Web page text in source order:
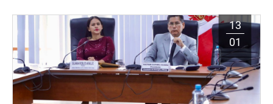
13
01